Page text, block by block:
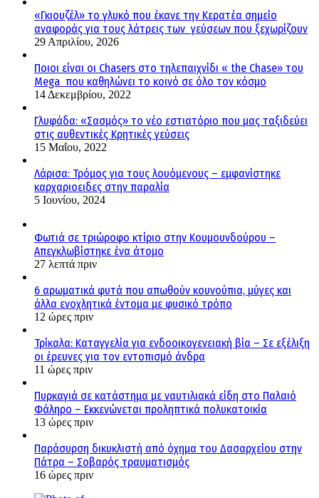
«Γκιουζέλ» το γλυκό που έκανε την Κερατέα σημείο
αναφοράς για τους λάτρεις των γεύσεων που ξεχωρίζουν
29 Απριλίου, 2026
Ποιοι είναι οι Chasers στο τηλεπαιχνίδι « the Chase» του
Mega που καθηλώνει το κοινό σε όλο τον κόσμο
14 Δεκεμβρίου, 2022
Γλυφάδα: «Σασμός» το νέο εστιατόριο που μας ταξιδεύει
στις αυθεντικές Κρητικές γεύσεις
15 Μαΐου, 2022
Λάρισα: Τρόμος για τους λουόμενους – εμφανίστηκε
καρχαριοειδες στην παραλία
5 Ιουνίου, 2024
Φωτιά σε τριώροφο κτίριο στην Κουμουνδούρου –
Απεγκλωβίστηκε ένα άτομο
27 λεπτά πριν
6 αρωματικά φυτά που απωθούν κουνούπια, μύγες και
άλλα ενοχλητικά έντομα με φυσικό τρόπο
12 ώρες πριν
Τρίκαλα: Καταγγελία για ενδοοικογενειακή βία – Σε εξέλιξη
οι έρευνες για τον εντοπισμό άνδρα
11 ώρες πριν
Πυρκαγιά σε κατάστημα με ναυτιλιακά είδη στο Παλαιό
Φάληρο – Εκκενώνεται προληπτικά πολυκατοικία
13 ώρες πριν
Παράσυρση δικυκλιστή από όχημα του Δασαρχείου στην
Πάτρα – Σοβαρός τραυματισμός
16 ώρες πριν